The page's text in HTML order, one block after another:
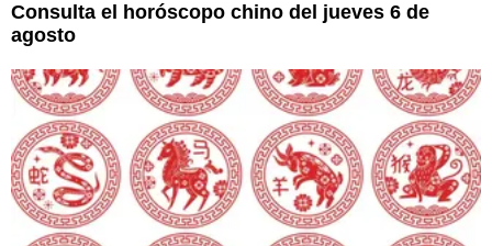
Consulta el horóscopo chino del jueves 6 de
agosto